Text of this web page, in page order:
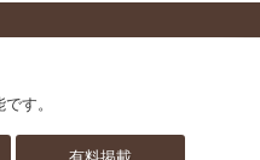
す。